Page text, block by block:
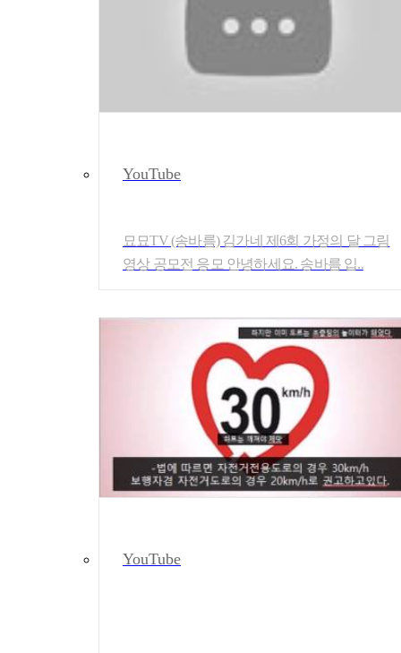
YouTube
묘묘TV (송바름) 김가네 제6회 가정의 달 그림
영상 공모전 응모 안녕하세요. 송바름 입..
YouTube